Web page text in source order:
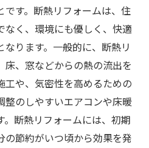
です。断熱リフォームは、住
なく、環境にも優しく、快適
ります。一般的に、断熱リ
床、窓などからの熱の流出を
工や、気密性を高めるための
整のしやすいエアコンや床暖
断熱リフォームには、初期
の節約がいつ頃から効果を発